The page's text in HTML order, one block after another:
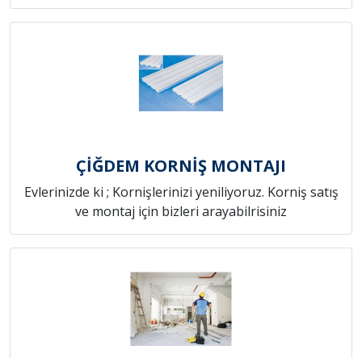
ÇİĞDEM KORNİŞ MONTAJI
Evlerinizde ki ; Kornişlerinizi yeniliyoruz. Korniş satış
ve montaj için bizleri arayabilrisiniz